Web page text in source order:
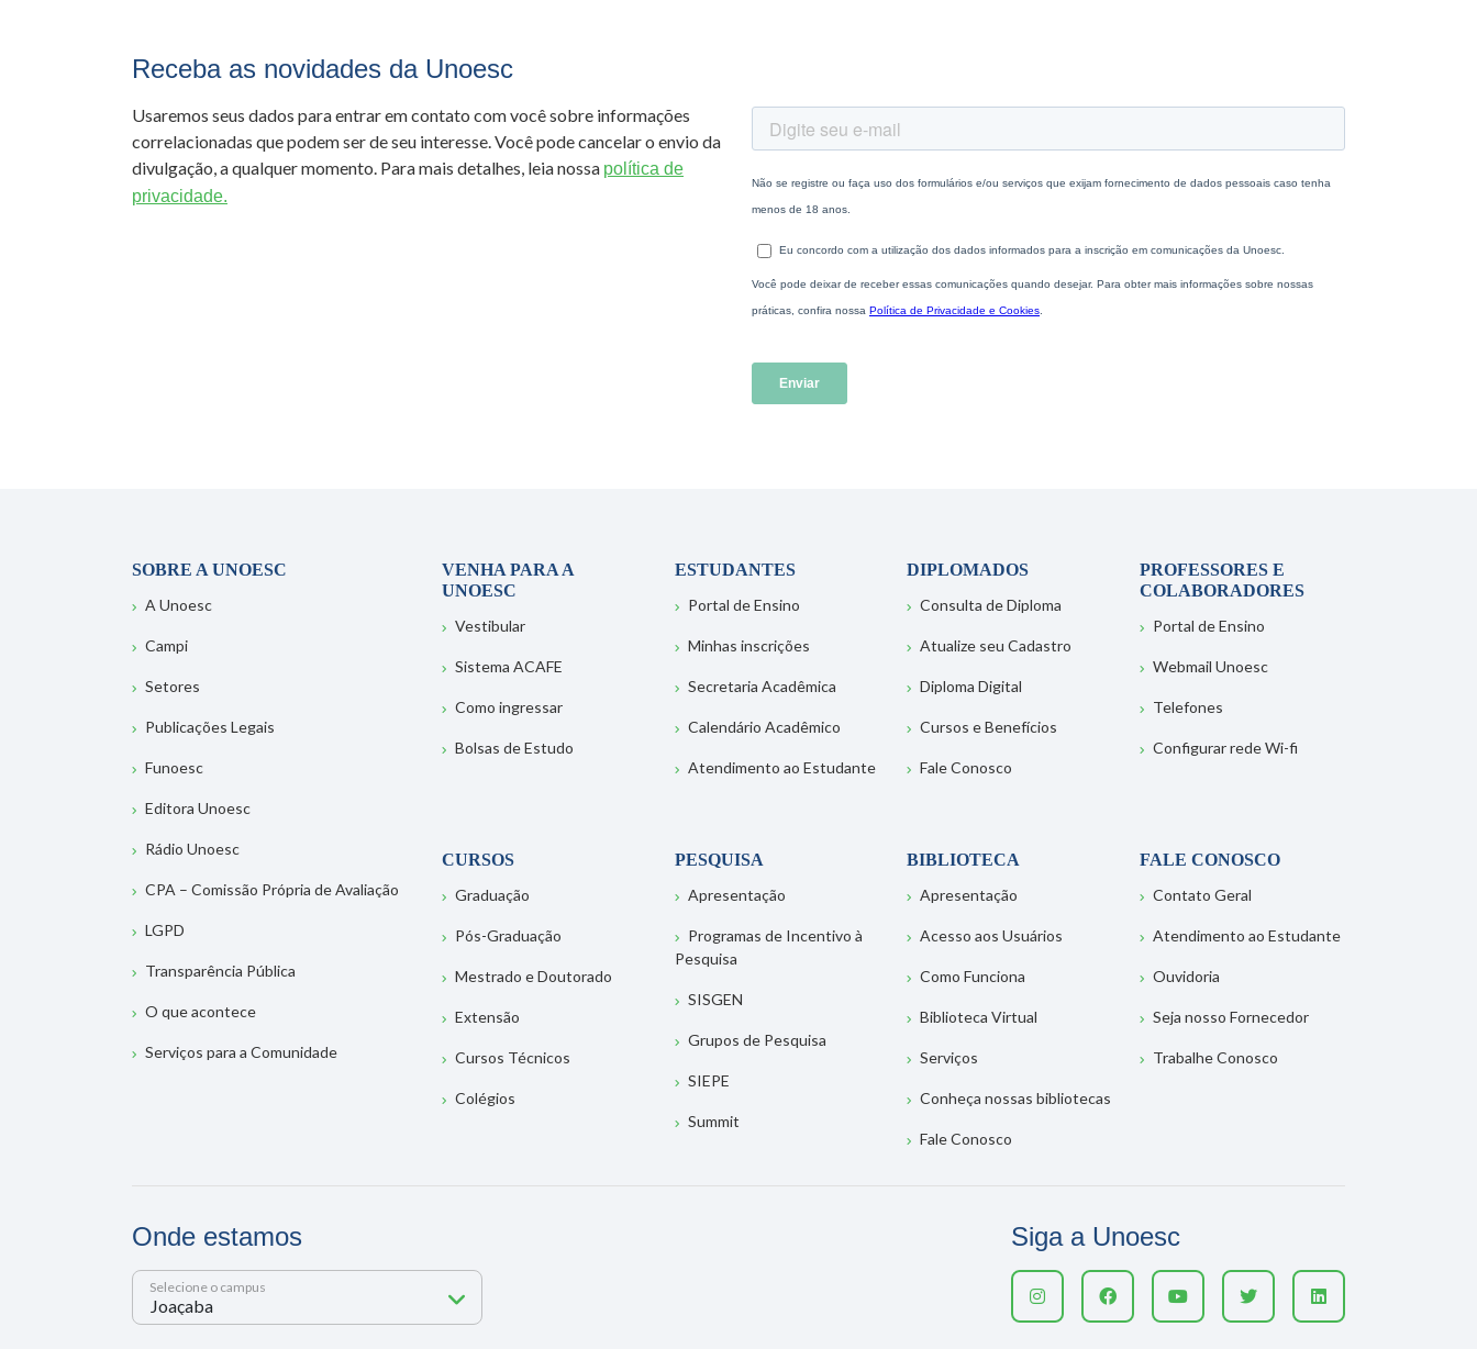
Receba as novidades da Unoesc
Usaremos seus dados para entrar em contato com você sobre informações
correlacionadas que podem ser de seu interesse. Você pode cancelar o envio da
divulgação, a qualquer momento. Para mais detalhes, leia nossa política de
privacidade.
SOBRE A UNOESC
A Unoesc
Campi
Setores
Publicações Legais
Funoesc
Editora Unoesc
Rádio Unoesc
CPA – Comissão Própria de Avaliação
LGPD
Transparência Pública
O que acontece
Serviços para a Comunidade
VENHA PARA A
UNOESC
Vestibular
Sistema ACAFE
Como ingressar
Bolsas de Estudo
ESTUDANTES
Portal de Ensino
Minhas inscrições
Secretaria Acadêmica
Calendário Acadêmico
Atendimento ao Estudante
DIPLOMADOS
Consulta de Diploma
Atualize seu Cadastro
Diploma Digital
Cursos e Benefícios
Fale Conosco
PROFESSORES E
COLABORADORES
Portal de Ensino
Webmail Unoesc
Telefones
Configurar rede Wi-fi
CURSOS
Graduação
Pós-Graduação
Mestrado e Doutorado
Extensão
Cursos Técnicos
Colégios
PESQUISA
Apresentação
Programas de Incentivo à
Pesquisa
SISGEN
Grupos de Pesquisa
SIEPE
Summit
BIBLIOTECA
Apresentação
Acesso aos Usuários
Como Funciona
Biblioteca Virtual
Serviços
Conheça nossas bibliotecas
Fale Conosco
FALE CONOSCO
Contato Geral
Atendimento ao Estudante
Ouvidoria
Seja nosso Fornecedor
Trabalhe Conosco
Onde estamos
Selecione o campus
Siga a Unoesc